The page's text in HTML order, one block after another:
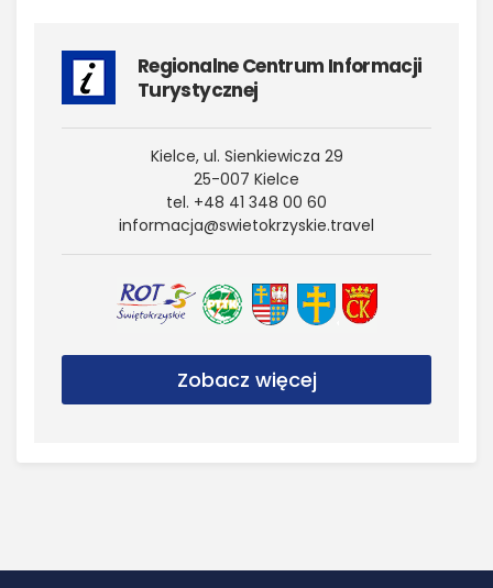
Regionalne Centrum Informacji
Turystycznej
Kielce, ul. Sienkiewicza 29
25-007 Kielce
tel. +48 41 348 00 60
informacja@​swietokrzyskie.​travel
Zobacz więcej